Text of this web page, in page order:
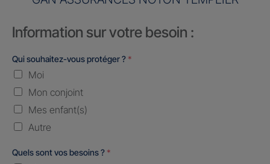
Information sur votre besoin :
Qui souhaitez-vous protéger ? *
Moi
Mon conjoint
Mes enfant(s)
Autre
Quels sont vos besoins ? *